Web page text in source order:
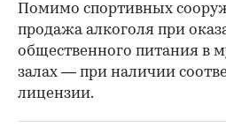
Помимо спортивных
продажа алкоголя при
общественного питания в
залах — при наличии
лицензии.